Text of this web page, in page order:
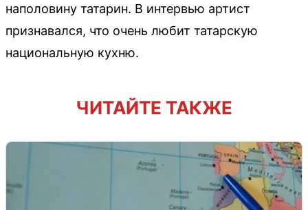
наполовину татарин. В интервью артист
признавался, что очень любит татарскую
национальную кухню.
ЧИТАЙТЕ ТАКЖЕ